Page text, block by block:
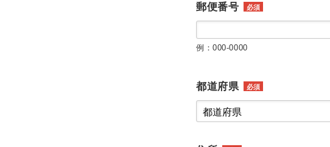
郵便番号 必須
例：000-0000
都道府県 必須